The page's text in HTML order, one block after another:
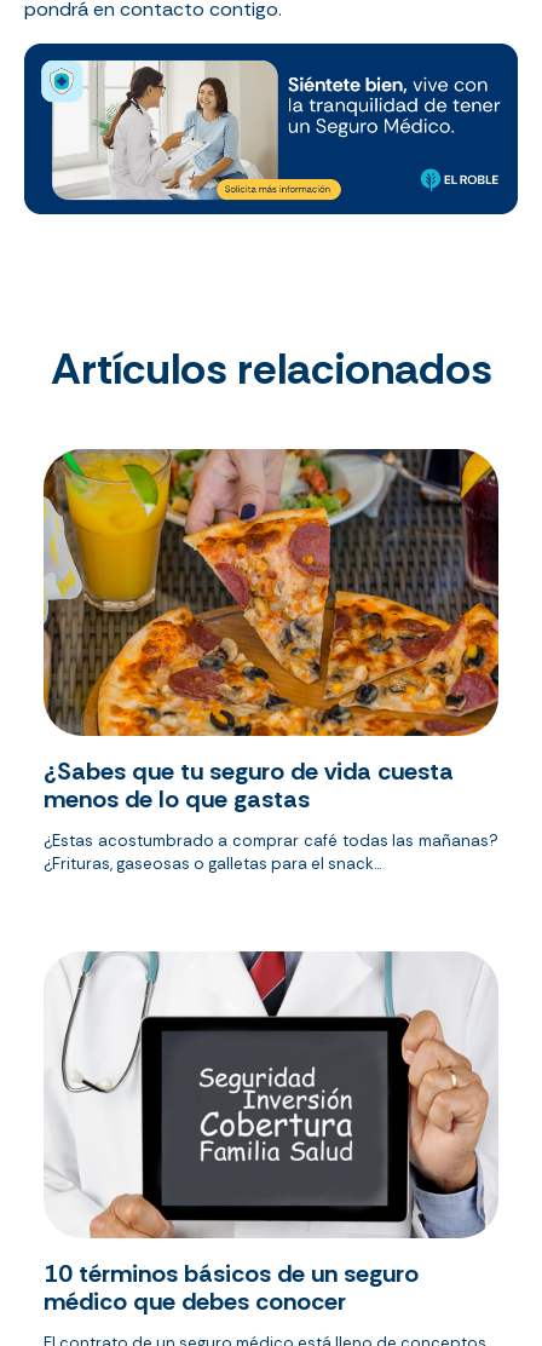
pondrá en contacto contigo.
Artículos relacionados
¿Sabes que tu seguro de vida cuesta
menos de lo que gastas
¿Estas acostumbrado a comprar café todas las mañanas?
¿Frituras, gaseosas o galletas para el snack...
10 términos básicos de un seguro
médico que debes conocer